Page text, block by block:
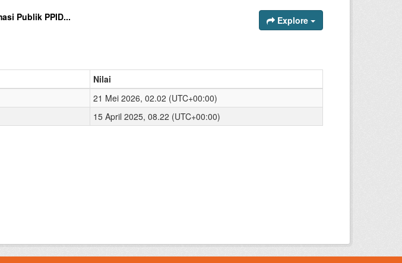
Publik PPID... Explore
Nilai
21 Mei 2026, 02.02 (UTC+00:00)
15 April 2025, 08.22 (UTC+00:00)